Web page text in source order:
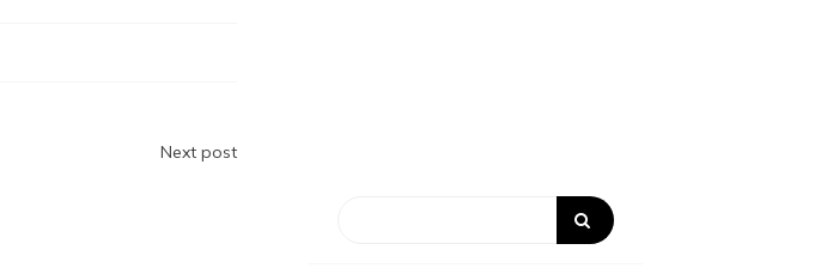
Next post